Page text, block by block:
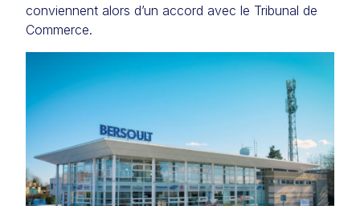
conviennent alors d’un accord avec le Tribunal de
Commerce.